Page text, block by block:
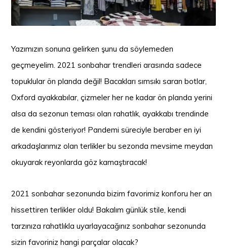
Yazımızın sonuna gelirken şunu da söylemeden
geçmeyelim. 2021 sonbahar trendleri arasında sadece
topuklular ön planda değil! Bacakları sımsıkı saran botlar,
Oxford ayakkabılar, çizmeler her ne kadar ön planda yerini
alsa da sezonun teması olan rahatlık, ayakkabı trendinde
de kendini gösteriyor! Pandemi süreciyle beraber en iyi
arkadaşlarımız olan terlikler bu sezonda mevsime meydan
okuyarak reyonlarda göz kamaştıracak!
2021 sonbahar sezonunda bizim favorimiz konforu her an
hissettiren terlikler oldu! Bakalım günlük stile, kendi
tarzınıza rahatlıkla uyarlayacağınız sonbahar sezonunda
sizin favoriniz hangi parçalar olacak?